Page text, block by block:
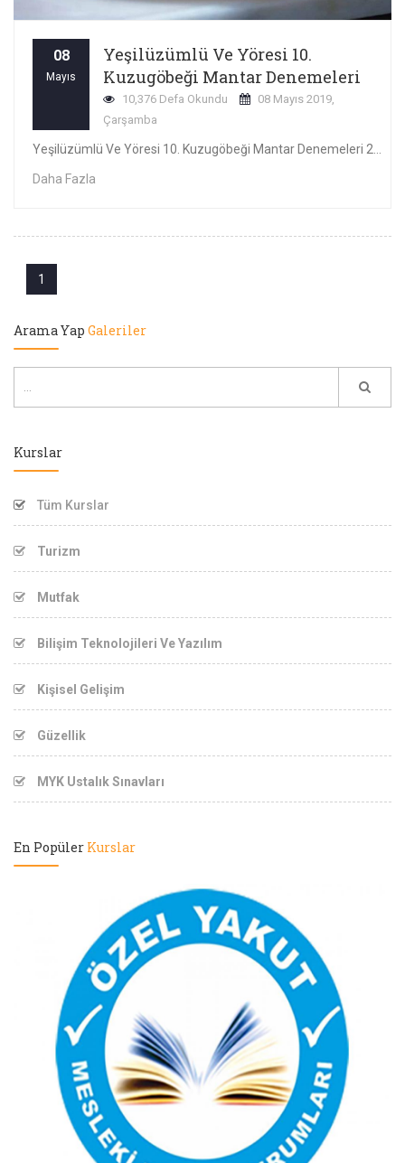
08
Mayıs
Yeşilüzümlü Ve Yöresi 10.
Kuzugöbeği Mantar Denemeleri
10,376 Defa Okundu
08 Mayıs 2019,
Çarşamba
Daha Fazla
1
Arama Yap Galeriler
Kurslar
Tüm Kurslar
Turizm
Mutfak
Bilişim Teknolojileri Ve Yazılım
Kişisel Gelişim
Güzellik
MYK Ustalık Sınavları
En Popüler Kurslar